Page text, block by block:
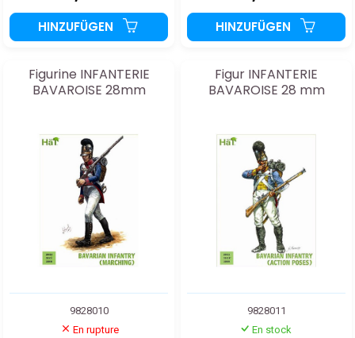
HINZUFÜGEN HINZUFÜGEN
Figurine INFANTERIE
BAVAROISE 28mm
9828010
En rupture
Figur INFANTERIE
BAVAROISE 28 mm
9828011
En stock